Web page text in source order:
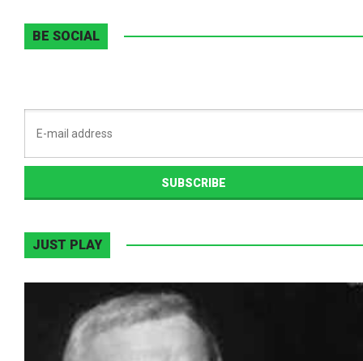
BE SOCIAL
JUST PLAY